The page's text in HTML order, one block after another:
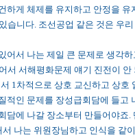
하게 체제를 유지하고 안정을
습니다. 조선공업 같은 것은 우
어서 나는 제일 큰 문제로 생각
서 서해평화문제 얘기 진전이
1차적으로 상호 교신하고 상
적인 문제를 장성급회담에 들고
담에 나갈 장소부터 만들어야
서 나는 위원장님하고 인식을 같